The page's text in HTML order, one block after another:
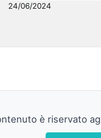
24/06/2024
è riservato